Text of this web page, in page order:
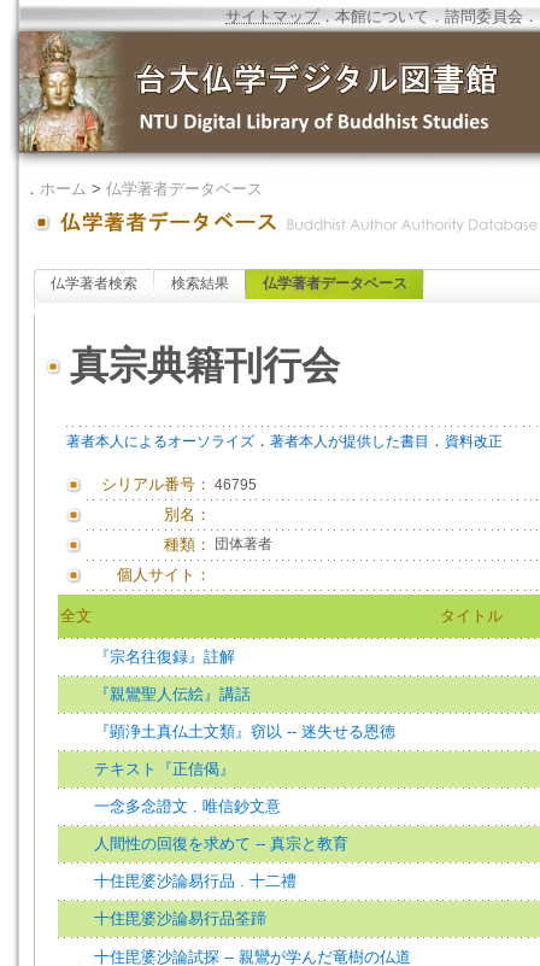
サイトマップ．本館について ．諮問委員会 ．
． ホーム > 仏学著者データベース
仏学著者検索 検索結果 仏学著者データベース
真宗典籍刊行会
著者本人によるオーソライズ ． 著者本人が提供した書目 ． 資料改正
シリアル番号： 46795
別名：
種類：
団体著者
個人サイト：
全文 タイトル
『宗名往復録』註解
『親鸞聖人伝絵』講話
『顕浄土真仏土文類』窃以 -- 迷失せる恩徳
テキスト『正信偈』
一念多念證文 . 唯信鈔文意
人間性の回復を求めて -- 真宗と教育
十住毘婆沙論易行品 . 十二禮
十住毘婆沙論易行品筌蹄
十住毘婆沙論試探 -- 親鸞が学んだ竜樹の仏道